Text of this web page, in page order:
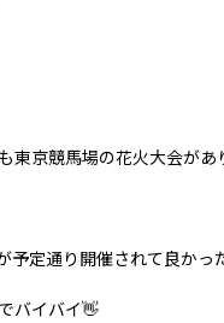
東京競馬場の花火大会が
予定通り開催されて良か
バイバイ👋